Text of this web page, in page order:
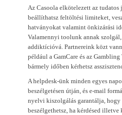
Az Casoola elkötelezett az
beállíthatsz feltöltési limiteket,
hatványokat valamint önkizárási
Valamennyi toolunk annak
addiktícióvá. Partnereink közt
például a GamCare és az
bármely időben kérhetsz
A helpdesk-ünk minden egyes
beszélgetésen útján, és e-mail
nyelvi kiszolgálás garantálja, hogy
beszélgethetsz, ha kérdésed illetve